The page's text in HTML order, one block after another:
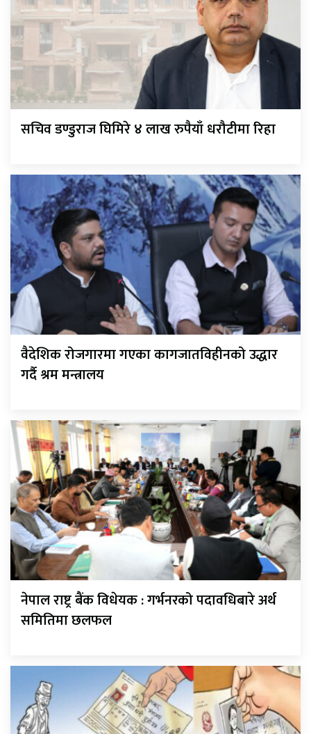
सचिव डण्डुराज घिमिरे ४ लाख रुपैयाँ धरौटीमा रिहा
वैदेशिक रोजगारमा गएका कागजातविहीनको उद्धार
गर्दै श्रम मन्त्रालय
नेपाल राष्ट्र बैंक विधेयक : गर्भनरको पदावधिबारे अर्थ
समितिमा छलफल